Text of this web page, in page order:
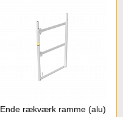
Ende rækværk ramme (alu)